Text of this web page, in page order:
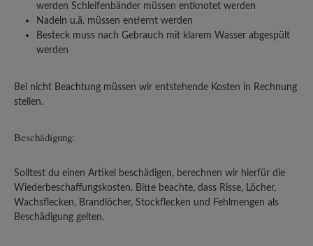
werden Schleifenbänder müssen entknotet werden
Nadeln u.ä. müssen entfernt werden
Besteck muss nach Gebrauch mit klarem Wasser abgespült
werden
Bei nicht Beachtung müssen wir entstehende Kosten in Rechnung
stellen.
Beschädigung:
Solltest du einen Artikel beschädigen, berechnen wir hierfür die
Wiederbeschaffungskosten. Bitte beachte, dass Risse, Löcher,
Wachsflecken, Brandlöcher, Stockflecken und Fehlmengen als
Beschädigung gelten.